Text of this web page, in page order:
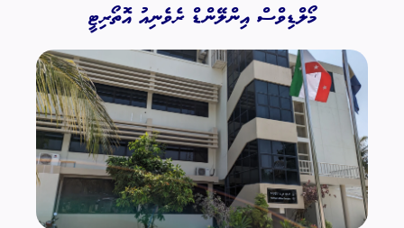
މޯލްޑިވްސް އިންލޭންޑް ރެވެނިއު އޮތޯރިޓީ